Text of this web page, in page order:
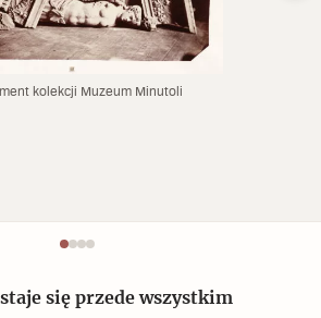
kolekcji Muzeum Minutoli
się przede wszystkim